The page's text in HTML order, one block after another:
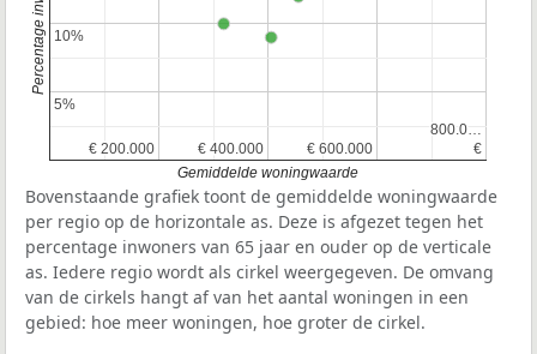
€ 200.000
€ 200.000 € 400.000
€ 400.000 € 600.000
€ 600.000 €
€
800.0…
800.0…
5%
5%
10%
10%
Gemiddelde woningwaarde
Bovenstaande grafiek toont de gemiddelde woningwaarde
per regio op de horizontale as. Deze is afgezet tegen het
percentage inwoners van 65 jaar en ouder op de verticale
as. Iedere regio wordt als cirkel weergegeven. De omvang
van de cirkels hangt af van het aantal woningen in een
gebied: hoe meer woningen, hoe groter de cirkel.